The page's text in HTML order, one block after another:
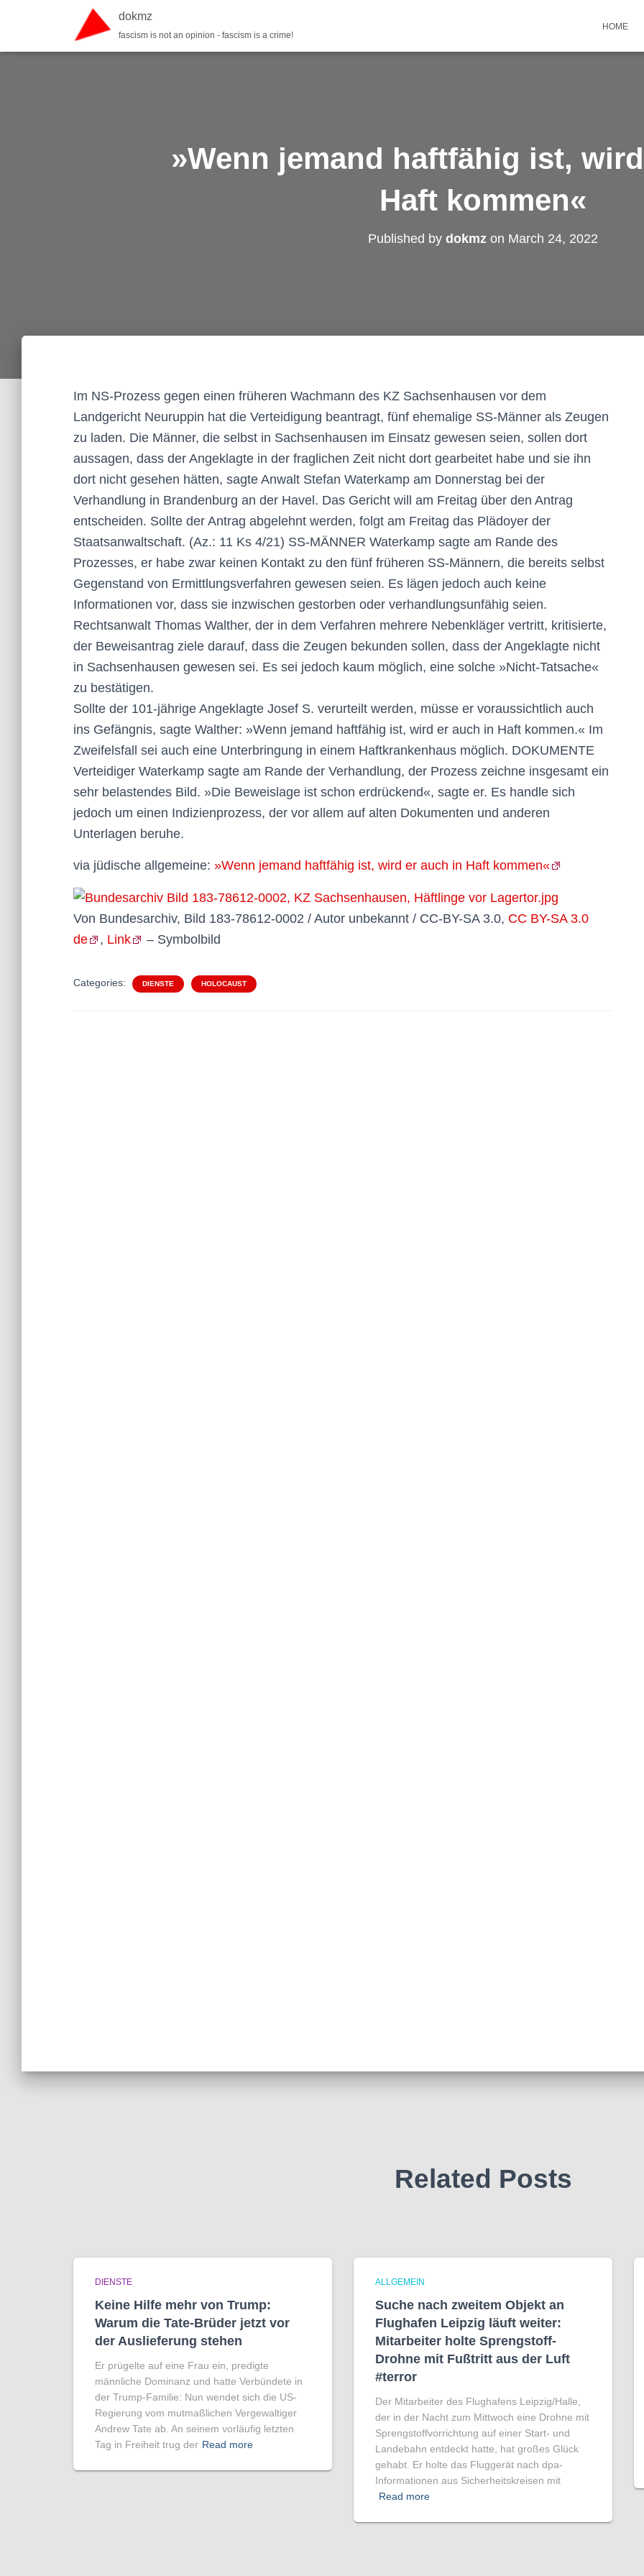
dokmz
fascism is not an opinion - fascism is a crime!
HOME
»Wenn jemand haftfähig ist,
Haft kommen«
Published by dokmz on March 24, 2022
Im NS-Prozess gegen einen früheren Wachmann des KZ Sachsenhausen vor dem
Landgericht Neuruppin hat die Verteidigung beantragt, fünf ehemalige SS-Männer als Zeugen
zu laden. Die Männer, die selbst in Sachsenhausen im Einsatz gewesen seien, sollen dort
aussagen, dass der Angeklagte in der fraglichen Zeit nicht dort gearbeitet habe und sie ihn
dort nicht gesehen hätten, sagte Anwalt Stefan Waterkamp am Donnerstag bei der
Verhandlung in Brandenburg an der Havel. Das Gericht will am Freitag über den Antrag
entscheiden. Sollte der Antrag abgelehnt werden, folgt am Freitag das Plädoyer der
Staatsanwaltschaft. (Az.: 11 Ks 4/21) SS-MÄNNER Waterkamp sagte am Rande des
Prozesses, er habe zwar keinen Kontakt zu den fünf früheren SS-Männern, die bereits selbst
Gegenstand von Ermittlungsverfahren gewesen seien. Es lägen jedoch auch keine
Informationen vor, dass sie inzwischen gestorben oder verhandlungsunfähig seien.
Rechtsanwalt Thomas Walther, der in dem Verfahren mehrere Nebenkläger vertritt, kritisierte,
der Beweisantrag ziele darauf, dass die Zeugen bekunden sollen, dass der Angeklagte nicht
in Sachsenhausen gewesen sei. Es sei jedoch kaum möglich, eine solche »Nicht-Tatsache«
zu bestätigen.
Sollte der 101-jährige Angeklagte Josef S. verurteilt werden, müsse er voraussichtlich auch
ins Gefängnis, sagte Walther: »Wenn jemand haftfähig ist, wird er auch in Haft kommen.« Im
Zweifelsfall sei auch eine Unterbringung in einem Haftkrankenhaus möglich. DOKUMENTE
Verteidiger Waterkamp sagte am Rande der Verhandlung, der Prozess zeichne insgesamt ein
sehr belastendes Bild. »Die Beweislage ist schon erdrückend«, sagte er. Es handle sich
jedoch um einen Indizienprozess, der vor allem auf alten Dokumenten und anderen
Unterlagen beruhe.
via jüdische allgemeine: »Wenn jemand haftfähig ist, wird er auch in Haft kommen«
Von Bundesarchiv, Bild 183-78612-0002 / Autor unbekannt / CC-BY-SA 3.0, CC BY-SA 3.0
de
, Link – Symbolbild
Categories: DIENSTE HOLOCAUST
Related Posts
DIENSTE
Keine Hilfe mehr von Trump:
Warum die Tate-Brüder jetzt vor
der Auslieferung stehen
Er prügelte auf eine Frau ein, predigte
männliche Dominanz und hatte Verbündete in
der Trump-Familie: Nun wendet sich die US-
Regierung vom mutmaßlichen Vergewaltiger
Andrew Tate ab. An seinem vorläufig letzten
Tag in Freiheit trug der Read more
ALLGEMEIN
Suche nach zweitem Objekt an
Flughafen Leipzig läuft weiter:
Mitarbeiter holte Sprengstoff-
Drohne mit Fußtritt aus der Luft
#terror
Der Mitarbeiter des Flughafens Leipzig/Halle,
der in der Nacht zum Mittwoch eine Drohne mit
Sprengstoffvorrichtung auf einer Start- und
Landebahn entdeckt hatte, hat großes Glück
gehabt. Er holte das Fluggerät nach dpa-
Informationen aus Sicherheitskreisen mit
Read more